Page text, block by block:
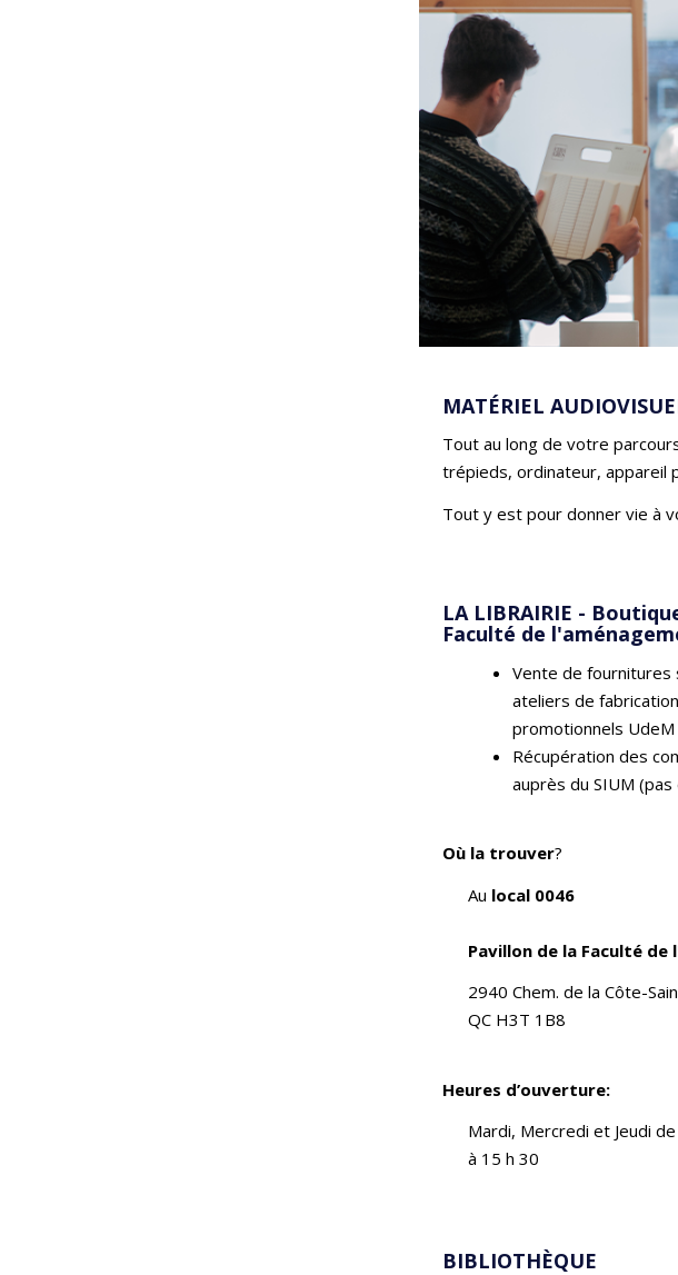
MATÉRIEL
Tout au long de votre
trépieds, ordinateur, appareil
Tout y est pour donner vie à
LA LIBRAIRIE -
Faculté de
Vente de fournitures
ateliers de
promotionnels
Récupération des
auprès du SIUM (pas
Où la trouver?
Au local 0046
Pavillon de la Faculté de
2940 Chem. de la Côte-
QC H3T 1B8
Heures d’ouverture:
Mardi, Mercredi et Jeudi
à 15 h 30
BIBLIOTHÈQUE